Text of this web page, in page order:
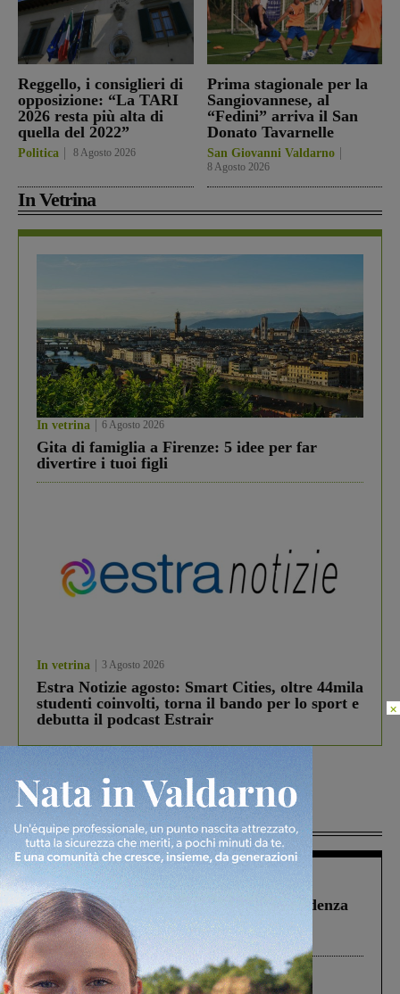
Reggello, i consiglieri di
opposizione: “La TARI
2026 resta più alta di
quella del 2022”
Politica 8 Agosto 2026
Prima stagionale per la
Sangiovannese, al
“Fedini” arriva il San
Donato Tavarnelle
San Giovanni Valdarno
8 Agosto 2026
In Vetrina
In vetrina 6 Agosto 2026
Gita di famiglia a Firenze: 5 idee per far
divertire i tuoi figli
In vetrina 3 Agosto 2026
Estra Notizie agosto: Smart Cities, oltre 44mila
studenti coinvolti, torna il bando per lo sport e
debutta il podcast Estrair
Più lette
Figline Incisa Valdarno 1 Agosto 2026
Piscina di Figline finanziata oltre la scadenza
Pnrr, il gruppo di Fratelli d’Italia: “Un
ringraziamento al Governo”
Cronaca 3 Agosto 2026
×